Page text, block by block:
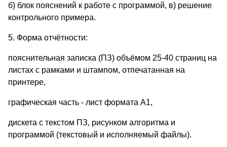
б) блок пояснений к работе с программой, в) решение
контрольного примера.
5. Форма отчётности:
пояснительная записка (ПЗ) объёмом 25-40 страниц на
листах с рамками и штампом, отпечатанная на
принтере,
графическая часть - лист формата А1,
дискета с текстом ПЗ, рисунком алгоритма и
программой (текстовый и исполняемый файлы).